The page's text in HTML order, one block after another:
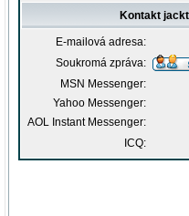
Kontakt
E-mailová adresa:
Soukromá zpráva:
MSN Messenger:
Yahoo Messenger:
AOL Instant Messenger:
ICQ: